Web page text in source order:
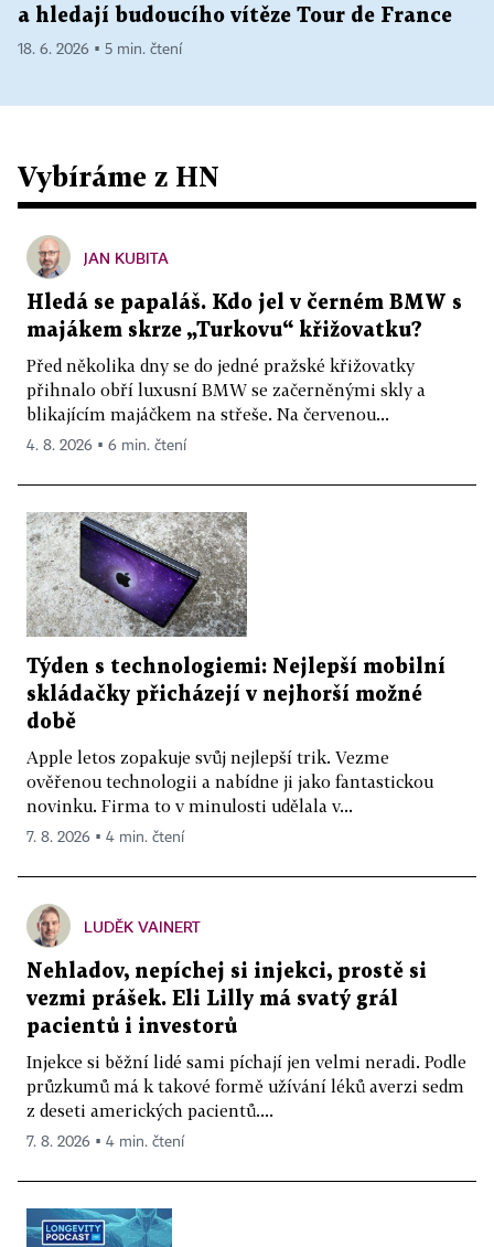
a hledají budoucího vítěze Tour de France
18. 6. 2026 ▪ 5 min. čtení
Vybíráme z HN
JAN KUBITA
Hledá se papaláš. Kdo jel v černém BMW s
majákem skrze „Turkovu“ křižovatku?
Před několika dny se do jedné pražské křižovatky
přihnalo obří luxusní BMW se začerněnými skly a
blikajícím majáčkem na střeše. Na červenou...
4. 8. 2026 ▪ 6 min. čtení
Týden s technologiemi: Nejlepší mobilní
skládačky přicházejí v nejhorší možné
době
Apple letos zopakuje svůj nejlepší trik. Vezme
ověřenou technologii a nabídne ji jako fantastickou
novinku. Firma to v minulosti udělala v...
7. 8. 2026 ▪ 4 min. čtení
LUDĚK VAINERT
Nehladov, nepíchej si injekci, prostě si
vezmi prášek. Eli Lilly má svatý grál
pacientů i investorů
Injekce si běžní lidé sami píchají jen velmi neradi. Podle
průzkumů má k takové formě užívání léků averzi sedm
z deseti amerických pacientů....
7. 8. 2026 ▪ 4 min. čtení